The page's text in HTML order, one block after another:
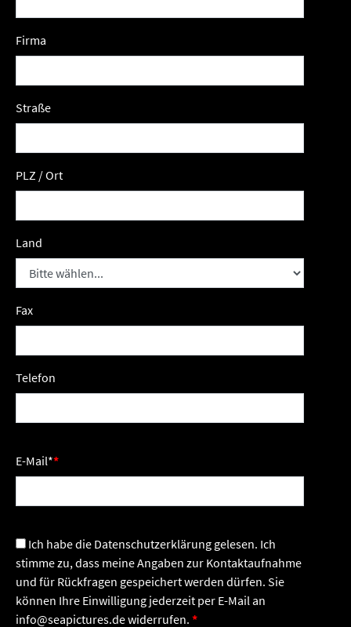
Firma
Straße
PLZ / Ort
Land
Fax
Telefon
E-Mail*
stimme zu, dass meine Angaben zur Kontaktaufnahme
und für Rückfragen gespeichert werden dürfen. Sie
können Ihre Einwilligung jederzeit per E-Mail an
info@seapictures.de widerrufen.